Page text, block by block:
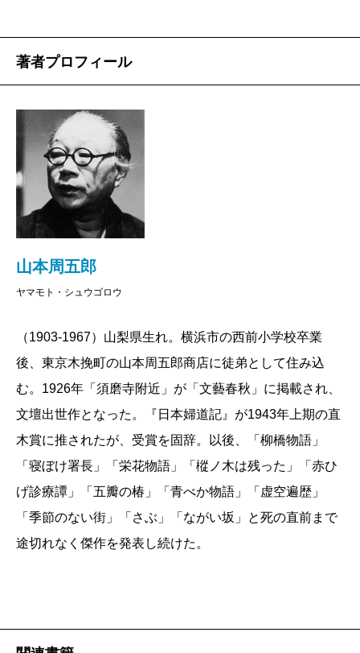
著者プロフィール
山本周五郎
ヤマモト・シュウゴロウ
（1903-1967）山梨県生れ。横浜市の西前小学校卒業
後、東京木挽町の山本周五郎商店に徒弟として住み込
む。1926年「須磨寺附近」が「文藝春秋」に掲載され、
文壇出世作となった。『日本婦道記』が1943年上期の直
木賞に推されたが、受賞を固辞。以後、「柳橋物語」
「寝ぼけ署長」「栄花物語」「樅ノ木は残った」「赤ひ
げ診療譚」「五瓣の椿」「青べか物語」「虚空遍歴」
「季節のない街」「さぶ」「ながい坂」と死の直前まで
途切れなく傑作を発表し続けた。